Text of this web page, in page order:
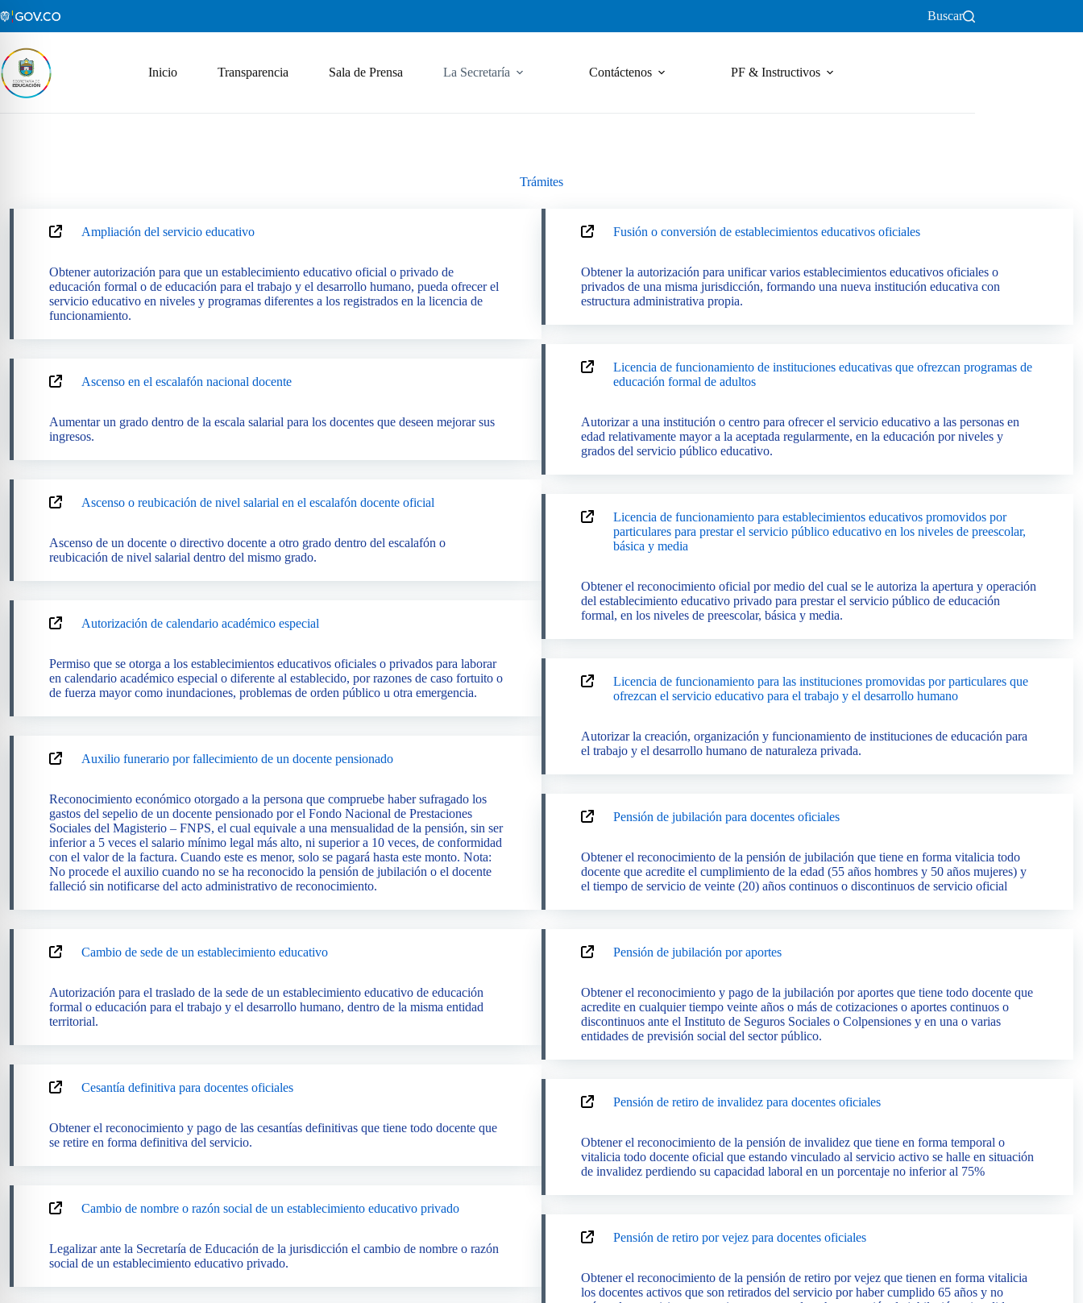
al
contenido
Buscar
Inicio Transparencia Sala de Prensa La Secretaría Contáctenos PF & Instructivos
Trámites
Ampliación del servicio educativo
Obtener autorización para que un establecimiento educativo oficial o privado de
educación formal o de educación para el trabajo y el desarrollo humano, pueda ofrecer el
servicio educativo en niveles y programas diferentes a los registrados en la licencia de
funcionamiento.
Ascenso en el escalafón nacional docente
Aumentar un grado dentro de la escala salarial para los docentes que deseen mejorar sus
ingresos.
Ascenso o reubicación de nivel salarial en el escalafón docente oficial
Ascenso de un docente o directivo docente a otro grado dentro del escalafón o
reubicación de nivel salarial dentro del mismo grado.
Autorización de calendario académico especial
Permiso que se otorga a los establecimientos educativos oficiales o privados para laborar
en calendario académico especial o diferente al establecido, por razones de caso fortuito o
de fuerza mayor como inundaciones, problemas de orden público u otra emergencia.
Auxilio funerario por fallecimiento de un docente pensionado
Reconocimiento económico otorgado a la persona que compruebe haber sufragado los
gastos del sepelio de un docente pensionado por el Fondo Nacional de Prestaciones
Sociales del Magisterio – FNPS, el cual equivale a una mensualidad de la pensión, sin ser
inferior a 5 veces el salario mínimo legal más alto, ni superior a 10 veces, de conformidad
con el valor de la factura. Cuando este es menor, solo se pagará hasta este monto. Nota:
No procede el auxilio cuando no se ha reconocido la pensión de jubilación o el docente
falleció sin notificarse del acto administrativo de reconocimiento.
Cambio de sede de un establecimiento educativo
Autorización para el traslado de la sede de un establecimiento educativo de educación
formal o educación para el trabajo y el desarrollo humano, dentro de la misma entidad
territorial.
Cesantía definitiva para docentes oficiales
Obtener el reconocimiento y pago de las cesantías definitivas que tiene todo docente que
se retire en forma definitiva del servicio.
Cambio de nombre o razón social de un establecimiento educativo privado
Legalizar ante la Secretaría de Educación de la jurisdicción el cambio de nombre o razón
social de un establecimiento educativo privado.
Fusión o conversión de establecimientos educativos oficiales
Obtener la autorización para unificar varios establecimientos educativos oficiales o
privados de una misma jurisdicción, formando una nueva institución educativa con
estructura administrativa propia.
Licencia de funcionamiento de instituciones educativas que ofrezcan programas de
educación formal de adultos
Autorizar a una institución o centro para ofrecer el servicio educativo a las personas en
edad relativamente mayor a la aceptada regularmente, en la educación por niveles y
grados del servicio público educativo.
Licencia de funcionamiento para establecimientos educativos promovidos por
particulares para prestar el servicio público educativo en los niveles de preescolar,
básica y media
Obtener el reconocimiento oficial por medio del cual se le autoriza la apertura y operación
del establecimiento educativo privado para prestar el servicio público de educación
formal, en los niveles de preescolar, básica y media.
Licencia de funcionamiento para las instituciones promovidas por particulares que
ofrezcan el servicio educativo para el trabajo y el desarrollo humano
Autorizar la creación, organización y funcionamiento de instituciones de educación para
el trabajo y el desarrollo humano de naturaleza privada.
Pensión de jubilación para docentes oficiales
Obtener el reconocimiento de la pensión de jubilación que tiene en forma vitalicia todo
docente que acredite el cumplimiento de la edad (55 años hombres y 50 años mujeres) y
el tiempo de servicio de veinte (20) años continuos o discontinuos de servicio oficial
Pensión de jubilación por aportes
Obtener el reconocimiento y pago de la jubilación por aportes que tiene todo docente que
acredite en cualquier tiempo veinte años o más de cotizaciones o aportes continuos o
discontinuos ante el Instituto de Seguros Sociales o Colpensiones y en una o varias
entidades de previsión social del sector público.
Pensión de retiro de invalidez para docentes oficiales
Obtener el reconocimiento de la pensión de invalidez que tiene en forma temporal o
vitalicia todo docente oficial que estando vinculado al servicio activo se halle en situación
de invalidez perdiendo su capacidad laboral en un porcentaje no inferior al 75%
Pensión de retiro por vejez para docentes oficiales
Obtener el reconocimiento de la pensión de retiro por vejez que tienen en forma vitalicia
los docentes activos que son retirados del servicio por haber cumplido 65 años y no